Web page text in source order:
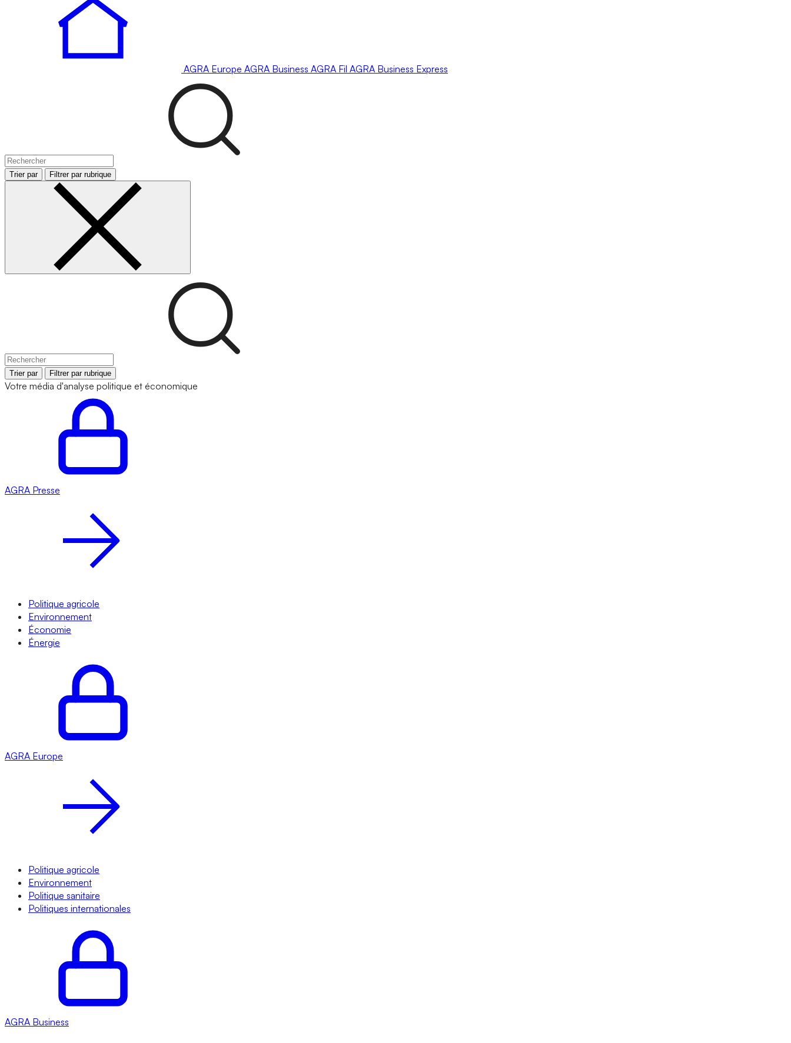
AGRA Europe AGRA Business AGRA Fil AGRA Business Express
Trier par Filtrer par rubrique
Trier par Filtrer par rubrique
Votre média d'analyse politique et économique
AGRA Presse
Politique agricole
Environnement
Économie
Énergie
AGRA Europe
Politique agricole
Environnement
Politique sanitaire
Politiques internationales
AGRA Business